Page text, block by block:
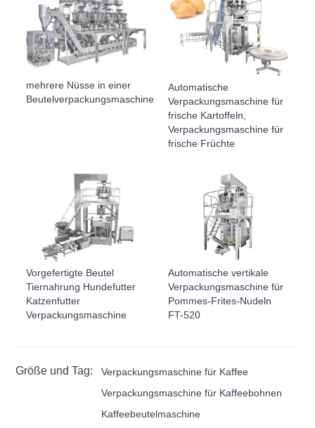
mehrere Nüsse in einer
Beutelverpackungsmaschine
Automatische
Verpackungsmaschine für
frische Kartoffeln,
Verpackungsmaschine für
frische Früchte
Vorgefertigte Beutel
Tiernahrung Hundefutter
Katzenfutter
Verpackungsmaschine
Automatische vertikale
Verpackungsmaschine für
Pommes-Frites-Nudeln
FT-520
Größe und Tag:
Verpackungsmaschine für Kaffee
Verpackungsmaschine für Kaffeebohnen
Kaffeebeutelmaschine